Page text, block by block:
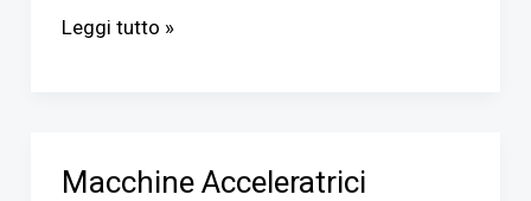
Plasma
Leggi tutto »
Macchine Acceleratrici
Macchine